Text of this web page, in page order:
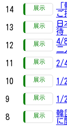
14
ご
13
日
待
12
4/
二
11 2/
10 1/
9 1/
8
韓
に